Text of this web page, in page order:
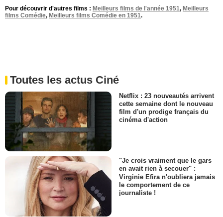
Pour découvrir d'autres films : Meilleurs films de l'année 1951, Meilleurs
films Comédie, Meilleurs films Comédie en 1951.
Toutes les actus Ciné
Netflix : 23 nouveautés arrivent
cette semaine dont le nouveau
film d'un prodige français du
cinéma d'action
"Je crois vraiment que le gars
en avait rien à secouer" :
Virginie Efira n'oubliera jamais
le comportement de ce
journaliste !